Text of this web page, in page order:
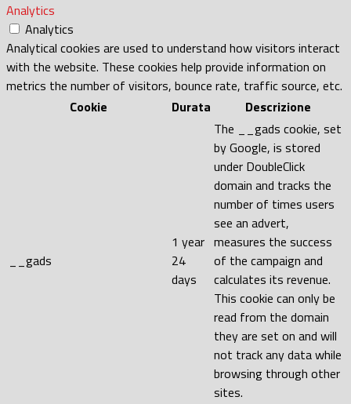
Analytics
Analytics
Analytical cookies are used to understand how visitors interact
with the website. These cookies help provide information on
metrics the number of visitors, bounce rate, traffic source, etc.
Cookie
Durata Descrizione
__gads
1 year
24
days
The __gads cookie, set
by Google, is stored
under DoubleClick
domain and tracks the
number of times users
see an advert,
measures the success
of the campaign and
calculates its revenue.
This cookie can only be
read from the domain
they are set on and will
not track any data while
browsing through other
sites.